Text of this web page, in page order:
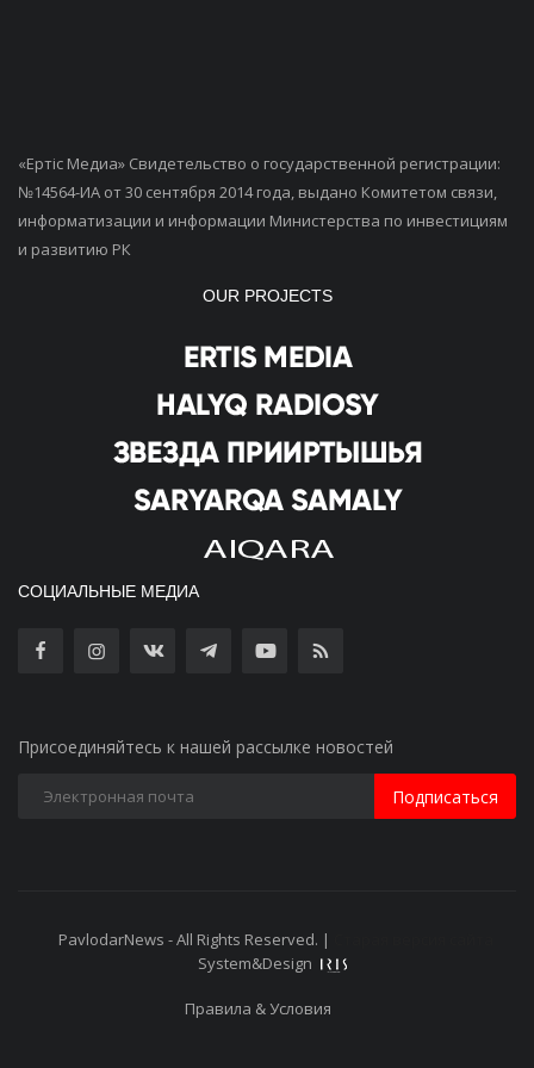
«Ертiс Медиа» Свидетельство о государственной регистрации:
№14564-ИА от 30 сентября 2014 года, выдано Комитетом связи,
информатизации и информации Министерства по инвестициям
и развитию РК
OUR PROJECTS
СОЦИАЛЬНЫЕ МЕДИА
Присоединяйтесь к нашей рассылке новостей
Подписаться
PavlodarNews - All Rights Reserved. |
System&Design
Правила & Условия